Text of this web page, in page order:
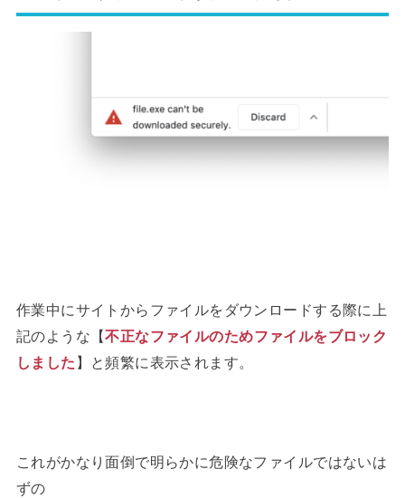
作業中にサイトからファイルをダウンロードする際に上
記のような【不正なファイルのためファイルをブロック
しました 】と頻繁に表示されます。
これがかなり面倒で明らかに危険なファイルではないは
ずの